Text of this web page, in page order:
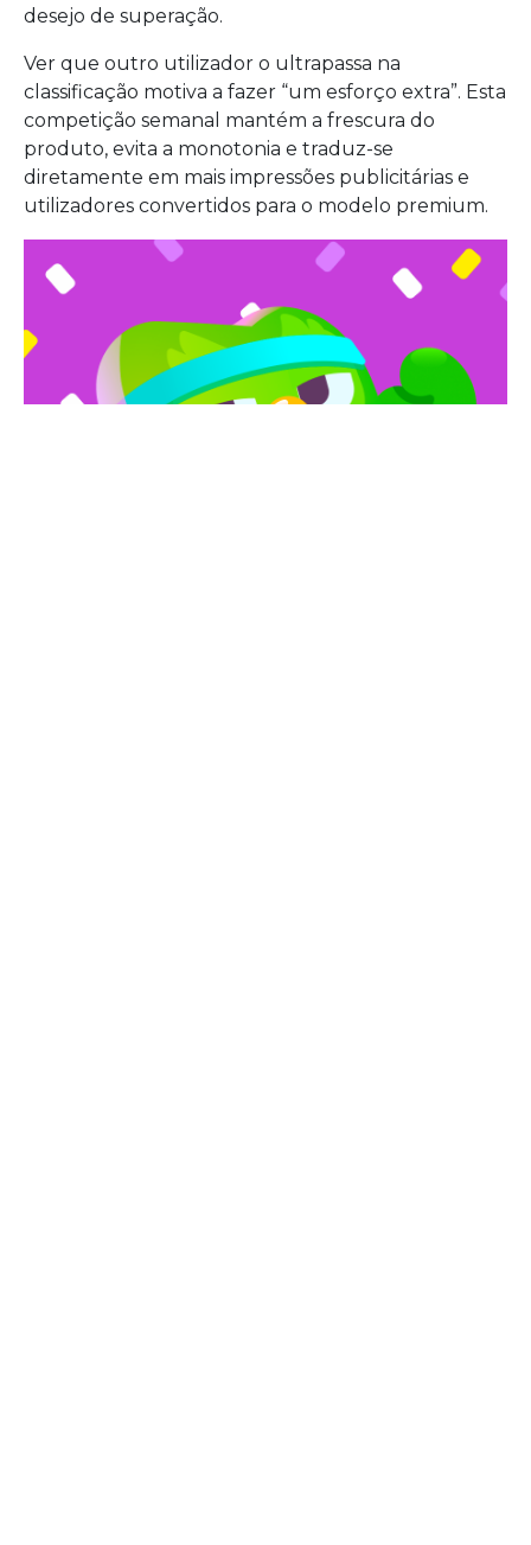
desejo de superação.
Ver que outro utilizador o ultrapassa na
classificação motiva a fazer “um esforço extra”. Esta
competição semanal mantém a frescura do
produto, evita a monotonia e traduz-se
diretamente em mais impressões publicitárias e
utilizadores convertidos para o modelo premium.